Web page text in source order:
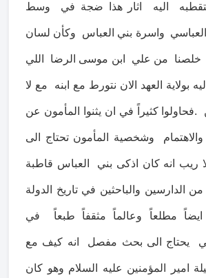
اليه اثار هذا ضجة في وسط
العباسي واسرة بني العباس وكأن لسان
خلصنا من علي ابن موسى الرضا اللي
بولاية العهد الان نتورط مع ابنه مع لا
كثيراً في ان يثنوا المأمون عن
وشخصية المأمون تحتاج الى
ريب انه كان اذكى بني العباس قاطبة
الدارسين والباحثين في تاريخ الدولة
ايضاً مطلعاً وعالماً مثقفاً طبعاً في
يحتاج الى بحث مفصل انه كيف مع
امير المؤمنين عليه السلام وهو كان